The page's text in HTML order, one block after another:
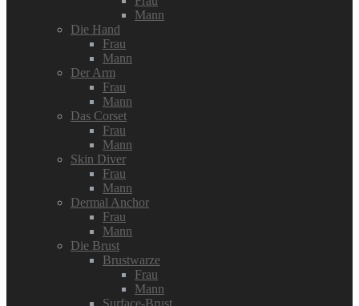
Mann
Die Hand
Frau
Mann
Der Arm
Frau
Mann
Das Corset
Frau
Mann
Skin Diver
Frau
Mann
Dermal Anchor
Frau
Mann
Die Brust
Brustwarze
Frau
Mann
Surface-Brust